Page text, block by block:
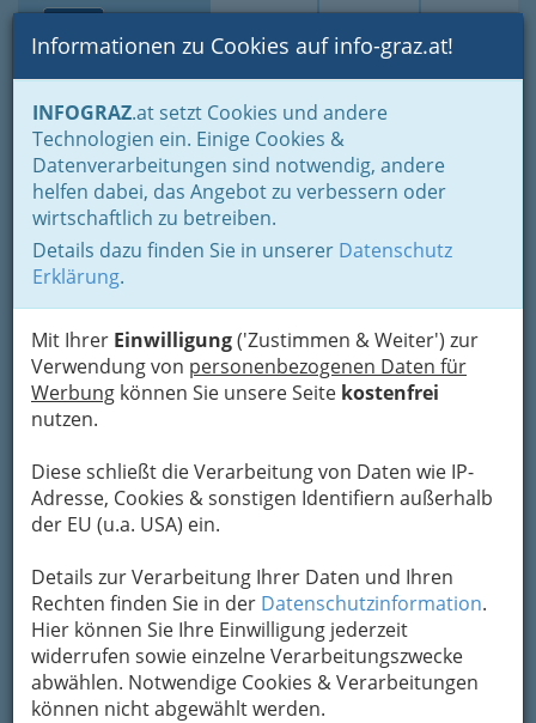
Suche Login Toggle
Informationen zu Cookies auf info-graz.at!
INFOGRAZ.at setzt Cookies und andere
Technologien ein. Einige Cookies &
Datenverarbeitungen sind notwendig, andere
helfen dabei, das Angebot zu verbessern oder
wirtschaftlich zu betreiben.
Details dazu finden Sie in unserer Datenschutz
Erklärung.
Mit Ihrer Einwilligung('Zustimmen & Weiter') zur
Verwendung von personenbezogenen Daten für
Werbung können Sie unsere Seite kostenfrei
nutzen.
Diese schließt die Verarbeitung von Daten wie IP-
Adresse, Cookies & sonstigen Identifiern außerhalb
der EU (u.a. USA) ein.
Details zur Verarbeitung Ihrer Daten und Ihren
Rechten finden Sie in der Datenschutzinformation.
Hier können Sie Ihre Einwilligung jederzeit
widerrufen sowie einzelne Verarbeitungszwecke
abwählen. Notwendige Cookies & Verarbeitungen
können nicht abgewählt werden.
Home Branchen
Gewerbe, Handwerk, Banken
Gewerbe & Handwerk, Gliederung der WKO
Tischler Graz und Umgebung / Tischlerin
Erzeugung von Schmuckgegenständen und Haushaltsartikeln
Martin Perl
Mozartgasse 17, 8402 Werndorf
+43 3135 516 75
+43 699 1225 8426
Karte
Adresse mit Google Maps anschauen